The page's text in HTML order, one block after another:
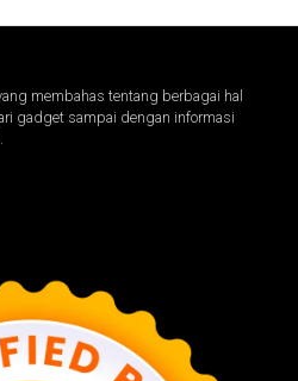
membahas tentang berbagai hal
gadget sampai dengan informasi